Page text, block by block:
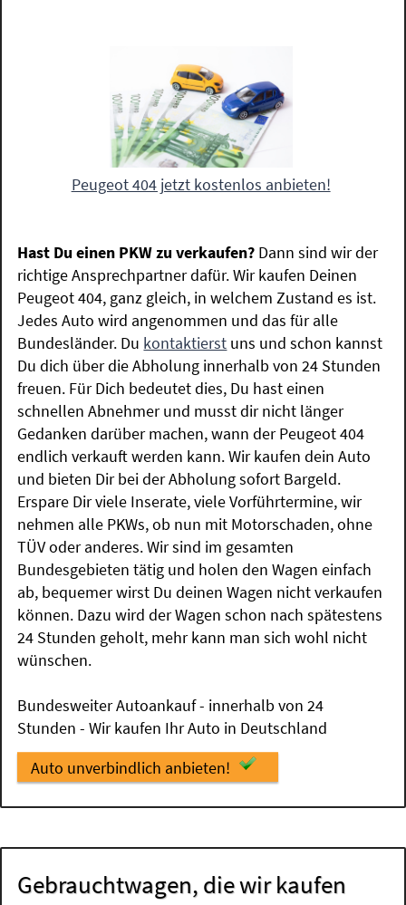
Peugeot 404 jetzt kostenlos anbieten!
Hast Du einen PKW zu verkaufen? Dann sind wir der
richtige Ansprechpartner dafür. Wir kaufen Deinen
Peugeot 404, ganz gleich, in welchem Zustand es ist.
Jedes Auto wird angenommen und das für alle
Bundesländer. Du kontaktierst uns und schon kannst
Du dich über die Abholung innerhalb von 24 Stunden
freuen. Für Dich bedeutet dies, Du hast einen
schnellen Abnehmer und musst dir nicht länger
Gedanken darüber machen, wann der Peugeot 404
endlich verkauft werden kann. Wir kaufen dein Auto
und bieten Dir bei der Abholung sofort Bargeld.
Erspare Dir viele Inserate, viele Vorführtermine, wir
nehmen alle PKWs, ob nun mit Motorschaden, ohne
TÜV oder anderes. Wir sind im gesamten
Bundesgebieten tätig und holen den Wagen einfach
ab, bequemer wirst Du deinen Wagen nicht verkaufen
können. Dazu wird der Wagen schon nach spätestens
24 Stunden geholt, mehr kann man sich wohl nicht
wünschen.
Bundesweiter Autoankauf - innerhalb von 24
Stunden - Wir kaufen Ihr Auto in Deutschland
Auto unverbindlich anbieten!
Gebrauchtwagen, die wir kaufen